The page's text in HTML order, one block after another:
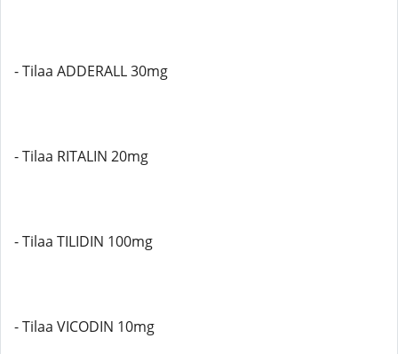
- Tilaa ADDERALL 30mg
- Tilaa RITALIN 20mg
- Tilaa TILIDIN 100mg
- Tilaa VICODIN 10mg